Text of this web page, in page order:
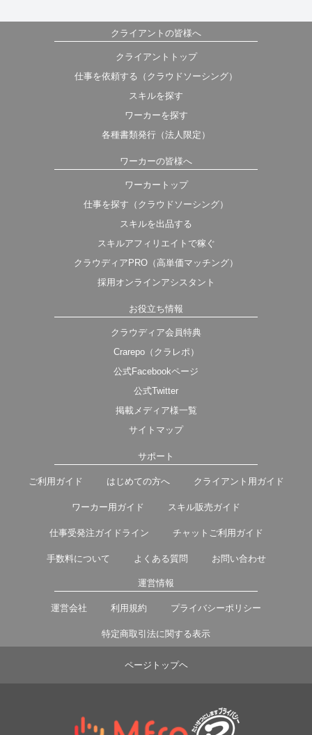
クライアントの皆様へ
クライアントトップ
仕事を依頼する（クラウドソーシング）
スキルを探す
ワーカーを探す
各種書類発行（法人限定）
ワーカーの皆様へ
ワーカートップ
仕事を探す（クラウドソーシング）
スキルを出品する
スキルアフィリエイトで稼ぐ
クラウディアPRO（高単価マッチング）
採用オンラインアシスタント
お役立ち情報
クラウディア会員特典
Crarepo（クラレポ）
公式Facebookページ
公式Twitter
掲載メディア様一覧
サイトマップ
サポート
ご利用ガイド はじめての方へ クライアント用ガイド
ワーカー用ガイド スキル販売ガイド
仕事受発注ガイドライン チャットご利用ガイド
手数料について よくある質問 お問い合わせ
運営情報
運営会社 利用規約 プライバシーポリシー
特定商取引法に関する表示
ページトップヘ